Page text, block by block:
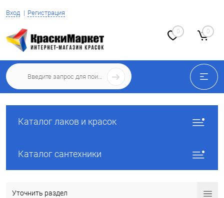
Вход Регистрация
0 0
Каталог лаков и красок
Каталог сантехники
Уточнить раздел